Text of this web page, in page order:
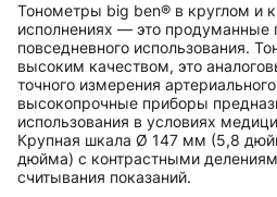
Тонометры big ben® в круглом и
исполненияx — это продуманные
повседневного использования.
высоким качеством, это
точного измерения
высокопрочные приборы
использования в условияx
Крупная шкала Ø 147 мм (5,8
дюйма) с контрастными
считывания показаний.